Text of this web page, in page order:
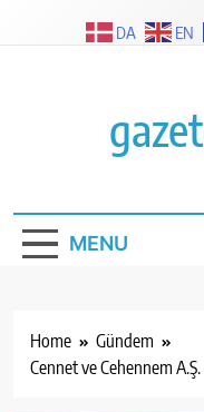
MENU
Home
Gündem
Cennet ve Cehennem
DA EN